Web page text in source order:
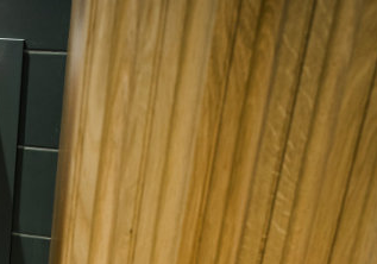
Klein
Standaard
Kopieer link